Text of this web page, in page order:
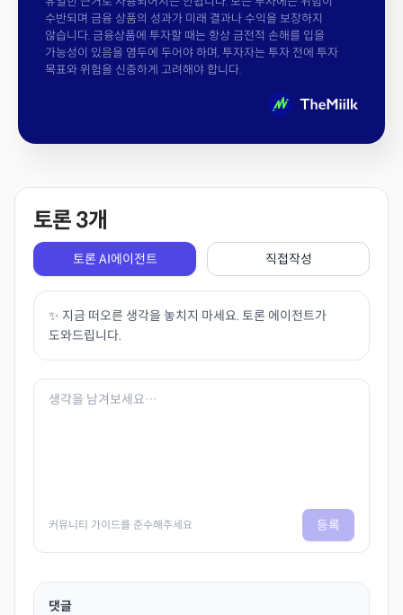
수반되며 금융 상품의 성과가 미래 결과나 수익을 보장하지
않습니다. 금융상품에 투자할 때는 항상 금전적 손해를 입을
가능성이 있음을 염두에 두어야 하며, 투자자는 투자 전에 투자
목표와 위험을 신중하게 고려해야 합니다.
토론 3개
토론 AI에이전트 직접작성
✨ 지금 떠오른 생각을 놓치지 마세요. 토론 에이전트가
도와드립니다.
커뮤니티 가이드를 준수해주세요 등록
댓글